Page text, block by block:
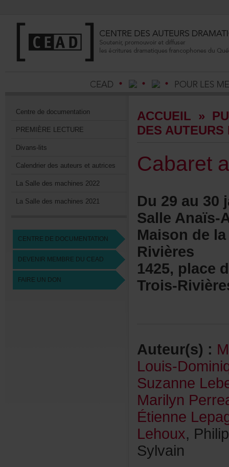
Centrededocumentation
PREMIÈRELECTURE
Divans-lits
Calendrierdesauteursetautrices
LaSalledesmachines2022
LaSalledesmachines2021
CENTREDEDOCUMENTATION
DEVENIRMEMBREDUCEAD
FAIREUNDON
ACCUEIL »
SalleAnaïs-
Rivières
Trois-
Auteur(s):
Louis-
Lehoux
Sylvain